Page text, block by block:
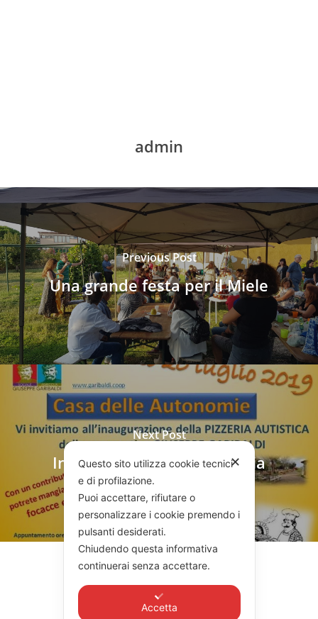
admin
Previous Post
Una grande festa per il Miele
Next Post
Inaugurazione della pizzeria
✕
Questo sito utilizza cookie tecnici
e di profilazione.
Puoi accettare, rifiutare o
personalizzare i cookie premendo i
pulsanti desiderati.
Chiudendo questa informativa
continuerai senza accettare.
Accetta